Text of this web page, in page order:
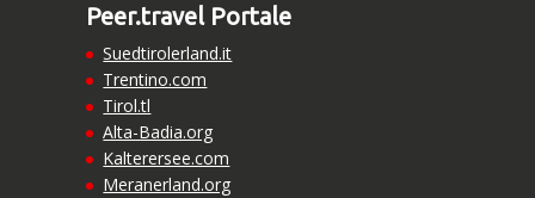
Peer.travel Portale
Suedtirolerland.it
Trentino.com
Tirol.tl
Alta-Badia.org
Kalterersee.com
Meranerland.org